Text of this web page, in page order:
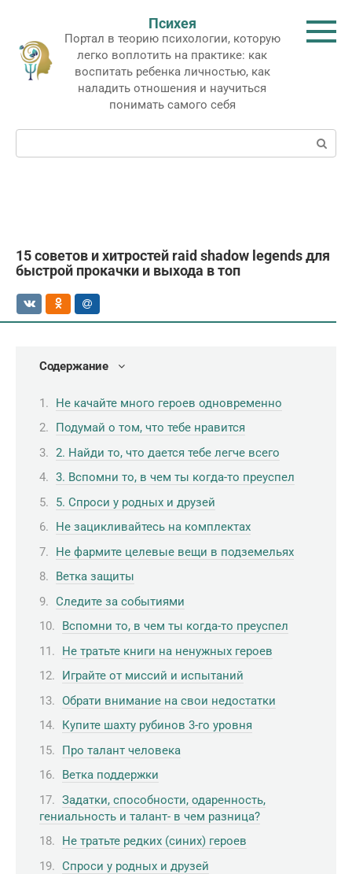
контенту
Психея
Портал в теорию психологии, которую
легко воплотить на практике: как
воспитать ребенка личностью, как
наладить отношения и научиться
понимать самого себя
Поиск:
15 советов и хитростей raid shadow legends для
быстрой прокачки и выхода в топ
Содержание
Не качайте много героев одновременно
Подумай о том, что тебе нравится
2. Найди то, что дается тебе легче всего
3. Вспомни то, в чем ты когда-то преуспел
5. Спроси у родных и друзей
Не зацикливайтесь на комплектах
Не фармите целевые вещи в подземельях
Ветка защиты
Следите за событиями
Вспомни то, в чем ты когда-то преуспел
Не тратьте книги на ненужных героев
Играйте от миссий и испытаний
Обрати внимание на свои недостатки
Купите шахту рубинов 3-го уровня
Про талант человека
Ветка поддержки
Задатки, способности, одаренность,
гениальность и талант- в чем разница?
Не тратьте редких (синих) героев
Спроси у родных и друзей